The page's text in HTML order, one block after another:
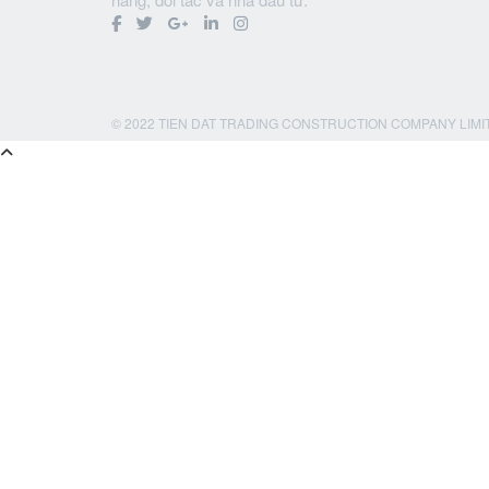
© 2022 TIEN DAT TRADING CONSTRUCTION COMPANY